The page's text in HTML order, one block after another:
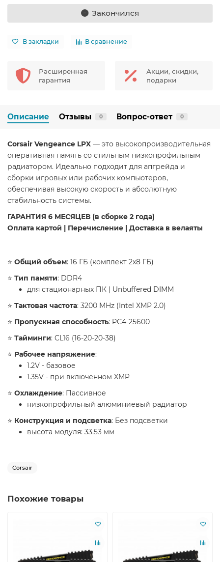
Закончился
В закладки В сравнение
Расширенная
гарантия
Акции, скидки,
подарки
Описание Отзывы 0 Вопрос-ответ 0
Corsair Vengeance LPX — это высокопроизводительная
оперативная память со стильным низкопрофильным
радиатором. Идеально подходит для апгрейда и
сборки игровых или рабочих компьютеров,
обеспечивая высокую скорость и абсолютную
стабильность системы.
ГАРАНТИЯ 6 МЕСЯЦЕВ (в сборке 2 года)
Оплата картой | Перечисление | Доставка в велаяты
​⭐️ Общий объем: 16 ГБ (комплект 2x8 ГБ)
⭐️ Тип памяти: DDR4
для стационарных ПК | Unbuffered DIMM
⭐️ Тактовая частота: 3200 MHz (Intel XMP 2.0)
⭐️ Пропускная способность: PC4-25600
⭐️ Тайминги: CL16 (16-20-20-38)
⭐️ Рабочее напряжение:
1.2V - базовое
1.35V - при включенном XMP
⭐️ Охлаждение: Пассивное
низкопрофильный алюминиевый радиатор
⭐️ Конструкция и подсветка: Без подсветки
высота модуля: 33.53 мм
Corsair
Похожие товары